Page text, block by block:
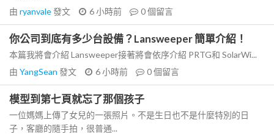
由 ryanvale發文 6 小時前 0個留言
你公司到底有多少台設備？Lansweeper 簡單介紹！
本篇我將會介紹 Lansweeper接著將會依序介紹 PRTG和 SolarWi...
由 YangSean 發文 6 小時前 0個留言
模型到第七頁就忘了那個孩子
一位媽媽上傳了女兒的一張照片。不是生日也不是什麼特別的日
子，客廳的隨手拍，很普通...